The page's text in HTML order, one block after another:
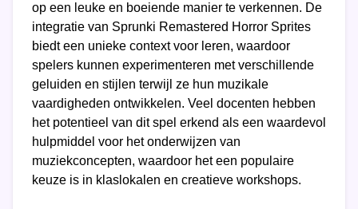
op een leuke en boeiende manier te verkennen. De
integratie van Sprunki Remastered Horror Sprites
biedt een unieke context voor leren, waardoor
spelers kunnen experimenteren met verschillende
geluiden en stijlen terwijl ze hun muzikale
vaardigheden ontwikkelen. Veel docenten hebben
het potentieel van dit spel erkend als een waardevol
hulpmiddel voor het onderwijzen van
muziekconcepten, waardoor het een populaire
keuze is in klaslokalen en creatieve workshops.